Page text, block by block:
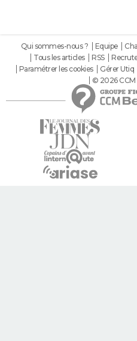
Qui sommes-nous ? Equipe
Tous les articles
RSS
Paramétrer les cookies
Gérer Utiq
© 2026